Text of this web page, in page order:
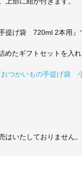
提げ袋 720ml 2本用』
たギフトセットを入れ
おつかいもの手提げ袋 小
いたしておりません